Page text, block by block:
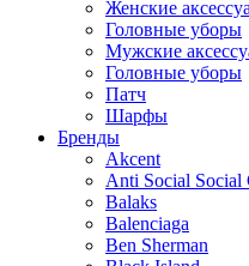
Женские
Головные уборы
Мужские
Головные уборы
Патч
Шарфы
Бренды
Akcent
Anti Social Social
Balaks
Balenciaga
Ben Sherman